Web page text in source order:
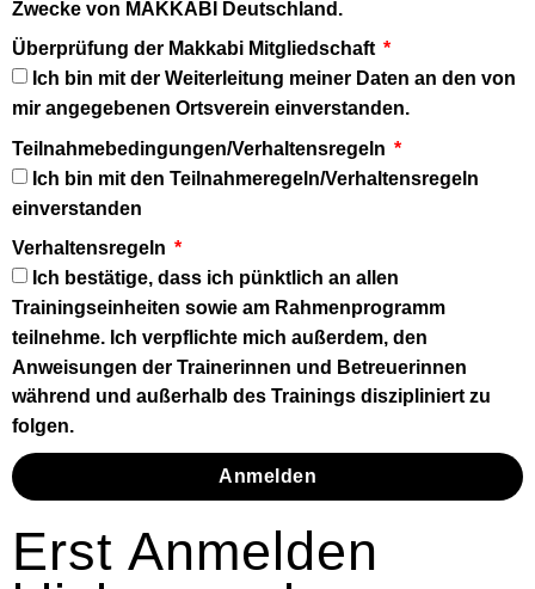
Zwecke von MAKKABI Deutschland.
Überprüfung der Makkabi Mitgliedschaft
Ich bin mit der Weiterleitung meiner Daten an den von
mir angegebenen Ortsverein einverstanden.
Teilnahmebedingungen/Verhaltensregeln
Ich bin mit den Teilnahmeregeln/Verhaltensregeln
einverstanden
Verhaltensregeln
Ich bestätige, dass ich pünktlich an allen
Trainingseinheiten sowie am Rahmenprogramm
teilnehme. Ich verpflichte mich außerdem, den
Anweisungen der Trainerinnen und Betreuerinnen
während und außerhalb des Trainings diszipliniert zu
folgen.
Anmelden
Erst Anmelden